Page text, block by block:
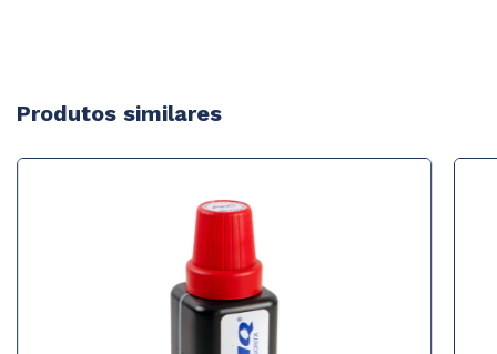
Produtos similares